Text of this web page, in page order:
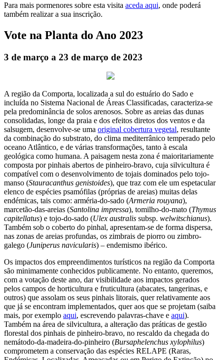
Para mais pormenores sobre esta visita aceda aqui, onde poderá
também realizar a sua inscrição.
Vote na Planta do Ano 2023
3 de março a 23 de março de 2023
A região da Comporta, localizada a sul do estuário do Sado e
incluída no Sistema Nacional de Áreas Classificadas, caracteriza-se
pela predominância de solos arenosos. Sobre as areias das dunas
consolidadas, longe da praia e dos efeitos diretos dos ventos e da
salsugem, desenvolve-se uma original cobertura vegetal, resultante
da combinação do substrato, do clima mediterrânico temperado pelo
oceano Atlântico, e de várias transformações, tanto à escala
geológica como humana. A paisagem nesta zona é maioritariamente
composta por pinhais abertos de pinheiro-bravo, cuja silvicultura é
compatível com o desenvolvimento de tojais dominados pelo tojo-
manso (Stauracanthus genistoides), que traz com ele um espetacular
elenco de espécies psamófilas (próprias de areias) muitas delas
endémicas, tais como: arméria-do-sado (Armeria rouyana),
marcetão-das-areias (Santolina impressa), tomilho-do-mato (Thymus
capitellatus) e tojo-do-sado (Ulex australis subsp. welwitschianus).
Também sob o coberto do pinhal, apresentam-se de forma dispersa,
nas zonas de areias profundas, os zimbrais de piorro ou zimbro-
galego (Juniperus navicularis) – endemismo ibérico.
Os impactos dos empreendimentos turísticos na região da Comporta
são minimamente conhecidos publicamente. No entanto, queremos,
com a votação deste ano, dar visibilidade aos impactos gerados
pelos campos de horticultura e fruticultura (abacates, tangerinas, e
outros) que assolam os seus pinhais litorais, quer relativamente aos
que já se encontram implementados, quer aos que se projetam (saiba
mais, por exemplo aqui, escrevendo palavras-chave e aqui).
Também na área de silvicultura, a alteração das práticas de gestão
florestal dos pinhais de pinheiro-bravo, no rescaldo da chegada do
nemátodo-da-madeira-do-pinheiro (Bursaphelenchus xylophilus)
comprometem a conservação das espécies RELAPE (Raras,